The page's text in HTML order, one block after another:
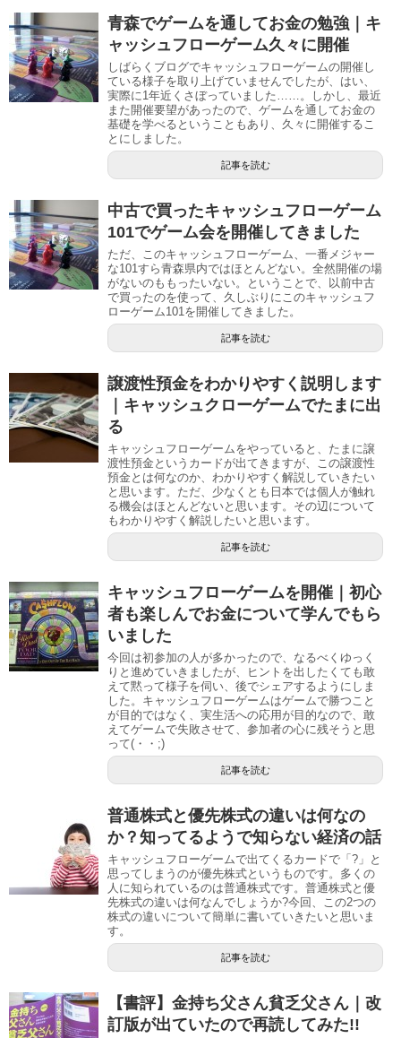
青森でゲームを通してお金の勉強｜キ
ャッシュフローゲーム久々に開催
しばらくブログでキャッシュフローゲームの開催し
ている様子を取り上げていませんでしたが、はい、
実際に1年近くさぼっていました……。しかし、最近
また開催要望があったので、ゲームを通してお金の
基礎を学べるということもあり、久々に開催するこ
とにしました。
記事を読む
中古で買ったキャッシュフローゲーム
101でゲーム会を開催してきました
ただ、このキャッシュフローゲーム、一番メジャー
な101すら青森県内ではほとんどない。全然開催の場
がないのももったいない。ということで、以前中古
で買ったのを使って、久しぶりにこのキャッシュフ
ローゲーム101を開催してきました。
記事を読む
譲渡性預金をわかりやすく説明します
｜キャッシュクローゲームでたまに出
る
キャッシュフローゲームをやっていると、たまに譲
渡性預金というカードが出てきますが、この譲渡性
預金とは何なのか、わかりやすく解説していきたい
と思います。ただ、少なくとも日本では個人が触れ
る機会はほとんどないと思います。その辺について
もわかりやすく解説したいと思います。
記事を読む
キャッシュフローゲームを開催｜初心
者も楽しんでお金について学んでもら
いました
今回は初参加の人が多かったので、なるべくゆっく
りと進めていきましたが、ヒントを出したくても敢
えて黙って様子を伺い、後でシェアするようにしま
した。キャッシュフローゲームはゲームで勝つこと
が目的ではなく、実生活への応用が目的なので、敢
えてゲームで失敗させて、参加者の心に残そうと思
って(・・;)
記事を読む
普通株式と優先株式の違いは何なの
か？知ってるようで知らない経済の話
キャッシュフローゲームで出てくるカードで「?」と
思ってしまうのが優先株式というものです。多くの
人に知られているのは普通株式です。普通株式と優
先株式の違いは何なんでしょうか?今回、この2つの
株式の違いについて簡単に書いていきたいと思いま
す。
記事を読む
【書評】金持ち父さん貧乏父さん｜改
訂版が出ていたので再読してみた!!